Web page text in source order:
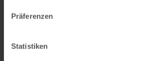
Präferenzen
Statistiken